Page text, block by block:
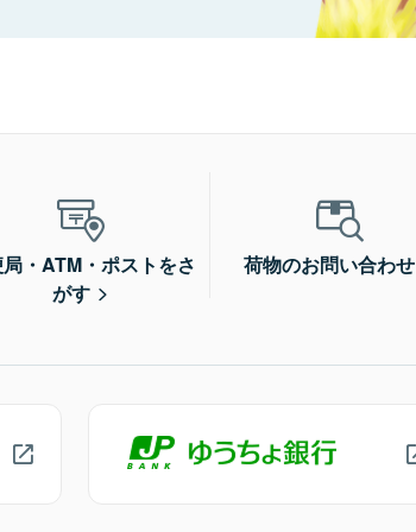
・ATM・ポストをさ
がす
荷物のお問い合わせ